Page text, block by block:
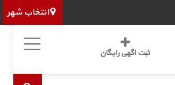
انتخاب شهر
ثبت اگهی رایگان